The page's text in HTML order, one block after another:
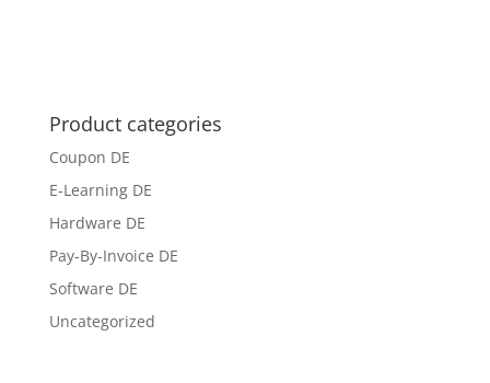
Product categories
Coupon DE
E-Learning DE
Hardware DE
Pay-By-Invoice DE
Software DE
Uncategorized